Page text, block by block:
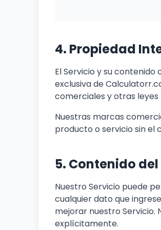
4. Propiedad
El Servicio y su
exclusiva de
comerciales y otras leyes
Nuestras marcas
producto o servicio sin el
5. Contenido
Nuestro Servicio puede
cualquier dato que
mejorar nuestro Servicio.
explícitamente.